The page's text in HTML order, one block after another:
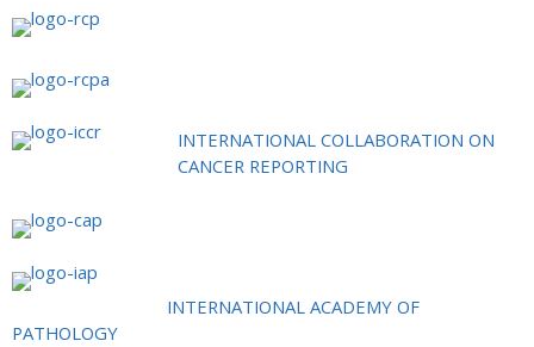
INTERNATIONAL COLLABORATION ON
CANCER REPORTING
INTERNATIONAL ACADEMY OF
PATHOLOGY